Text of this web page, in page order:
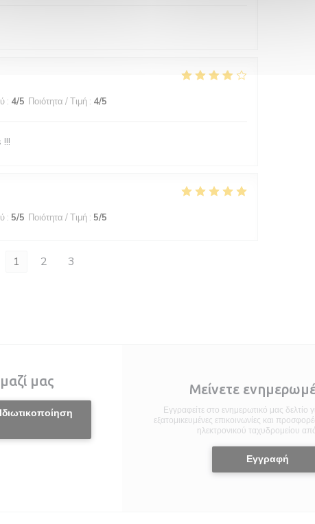
: 4/5 Ποιότητα / Τιμή : 4/5
: 5/5 Ποιότητα / Τιμή : 5/5
1 2 3
μας
Ιδιωτικοποίηση
Μείνετε
Εγγραφείτε στο ενημερωτικό μας δελτίο
εξατομικευμένες επικοινωνίες και
ηλεκτρονικού ταχυδρομείου
Εγγραφή